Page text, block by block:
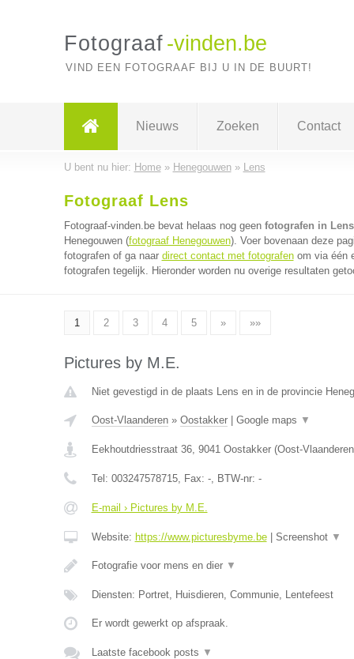
Fotograaf -vinden.be
VIND EEN FOTOGRAAF BIJ U IN DE BUURT!
Nieuws Zoeken Contact
U bent nu hier: Home» Henegouwen» Lens
Fotograaf Lens
Fotograaf-vinden.be bevat helaas nog geen fotografen in Lens
Henegouwen (fotograaf Henegouwen). Voer bovenaan deze
fotografen of ga naar direct contact met fotografenom via één
fotografen tegelijk. Hieronder worden nu overige resultaten
1 2 3 4 5 » »»
Pictures by M.E.
Niet gevestigd in de plaats Lens en in de provincie
Oost-Vlaanderen» Oostakker| Google maps ▼
Eekhoutdriesstraat 36, 9041 Oostakker(Oost-Vlaanderen
Tel: 003247578715, Fax: -, BTW-nr: -
E-mail › Pictures by M.E.
Website: https://www.picturesbyme.be| Screenshot ▼
Fotografie voor mens en dier ▼
Diensten: Portret, Huisdieren, Communie, Lentefeest
Er wordt gewerkt op afspraak.
Laatste facebook posts ▼